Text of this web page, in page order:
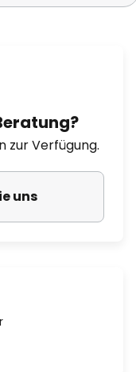
zur Verfügung.
uns